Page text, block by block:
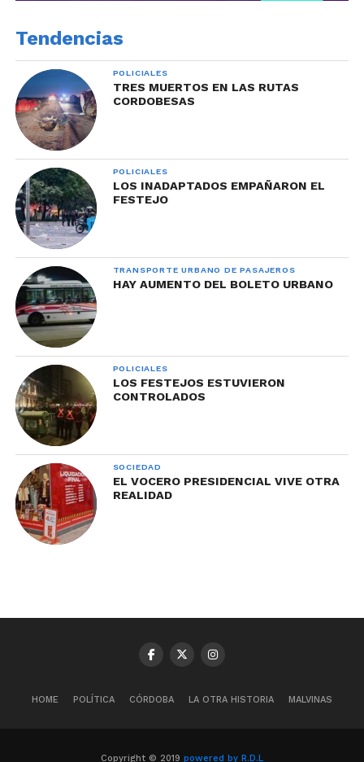
Tendencias
POLICIALES
TRES MUERTOS EN LAS RUTAS
CORDOBESAS
POLICIALES
LOS INADAPTADOS EMPAÑARON EL
FESTEJO
TRANSPORTE URBANO DE PASAJEROS
HAY AUMENTO DEL BOLETO URBANO
POLICIALES
LOS FESTEJOS ESTUVIERON
CONTROLADOS
SOCIEDAD
EL VOCERO PRESIDENCIAL VIVE OTRA
REALIDAD
HOME POLÍTICA CÓRDOBA LA OTRA HISTORIA MALVINAS
Copyright © 2019 powered by R.D.L